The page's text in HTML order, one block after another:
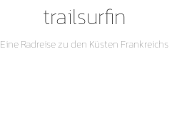
trailsurfin
Eine Radreise zu den Küsten Frankreichs